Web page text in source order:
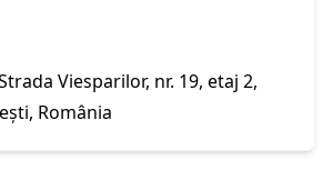
Viesparilor, nr. 19, etaj 2,
România